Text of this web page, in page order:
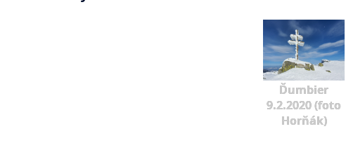
Ďumbier
9.2.2020 (foto
Horňák)